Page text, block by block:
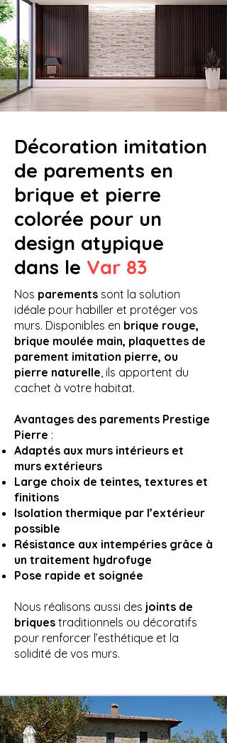
Décoration imitation
de parements en
brique et pierre
colorée pour un
design atypique
dans le Var 83
Nos parements sont la solution
idéale pour habiller et protéger vos
murs. Disponibles en brique rouge,
brique moulée main, plaquettes de
parement imitation pierre, ou
pierre naturelle, ils apportent du
cachet à votre habitat.
Avantages des parements Prestige
Pierre :
Adaptés aux murs intérieurs et
murs extérieurs
Large choix de teintes, textures et
finitions
Isolation thermique par l’extérieur
possible
Résistance aux intempéries grâce à
un traitement hydrofuge
Pose rapide et soignée
Nous réalisons aussi des joints de
briques traditionnels ou décoratifs
pour renforcer l’esthétique et la
solidité de vos murs.